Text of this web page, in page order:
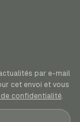
par e-mail
cet envoi et vous
de confidentialité.